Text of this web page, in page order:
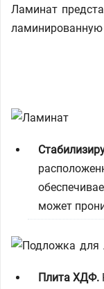
Ламинат
может
Плита ХДФ.